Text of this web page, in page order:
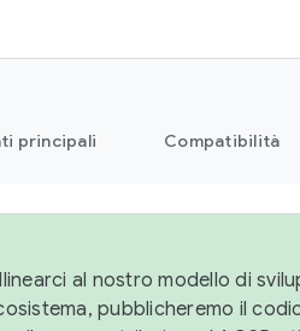
principali Compatibilità
al nostro modello di
pubblicheremo il